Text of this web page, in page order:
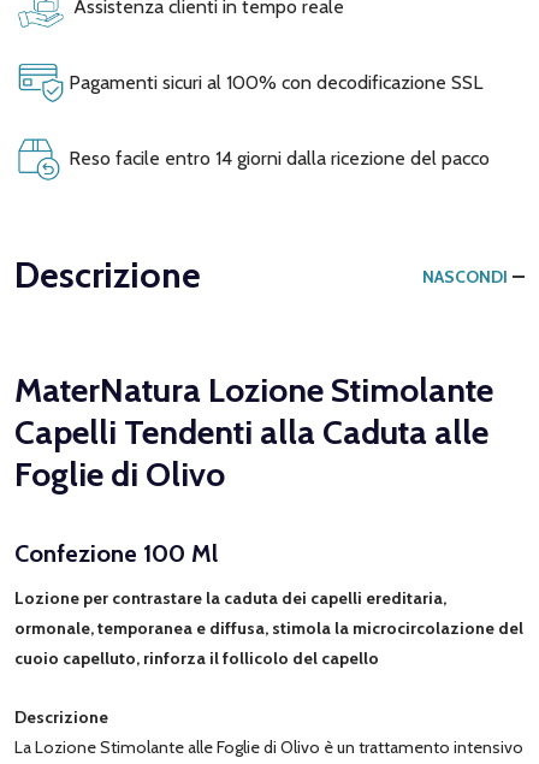
Assistenza clienti in tempo reale
Pagamenti sicuri al 100% con decodificazione SSL
Reso facile entro 14 giorni dalla ricezione del pacco
Descrizione NASCONDI
MaterNatura Lozione Stimolante
Capelli Tendenti alla Caduta alle
Foglie di Olivo
Confezione 100 Ml
Lozione per contrastare la caduta dei capelli ereditaria,
ormonale, temporanea e diffusa, stimola la microcircolazione del
cuoio capelluto, rinforza il follicolo del capello
Descrizione
La Lozione Stimolante alle Foglie di Olivo è un trattamento intensivo